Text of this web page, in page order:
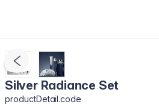
Silver Radiance Set
productDetail.code